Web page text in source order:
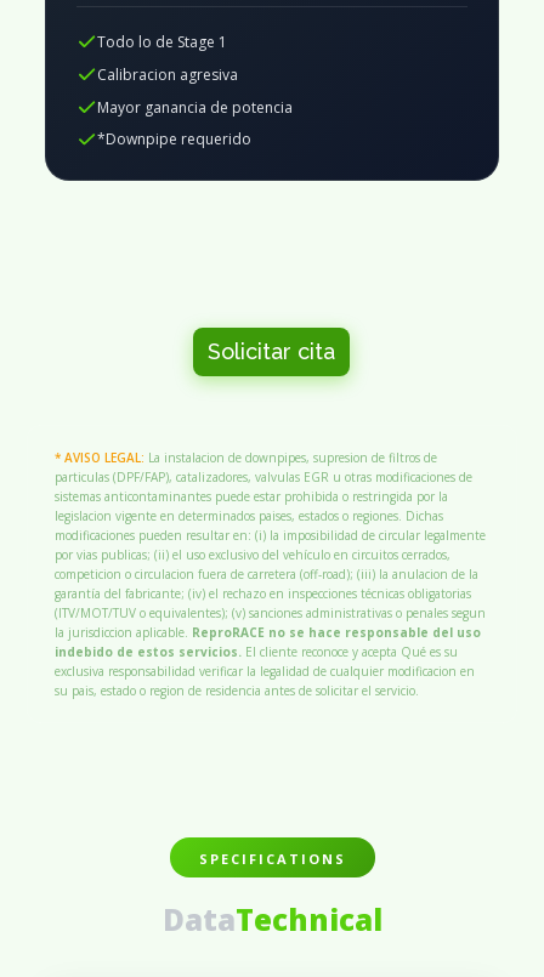
Todo lo de Stage 1
Calibracion agresiva
Mayor ganancia de potencia
*Downpipe requerido
Solicitar cita
* AVISO LEGAL: La instalacion de downpipes, supresion de filtros de
particulas (DPF/FAP), catalizadores, valvulas EGR u otras modificaciones de
sistemas anticontaminantes puede estar prohibida o restringida por la
legislacion vigente en determinados paises, estados o regiones. Dichas
modificaciones pueden resultar en: (i) la imposibilidad de circular legalmente
por vias publicas; (ii) el uso exclusivo del vehículo en circuitos cerrados,
competicion o circulacion fuera de carretera (off-road); (iii) la anulacion de la
garantía del fabricante; (iv) el rechazo en inspecciones técnicas obligatorias
(ITV/MOT/TUV o equivalentes); (v) sanciones administrativas o penales segun
la jurisdiccion aplicable. ReproRACE no se hace responsable del uso
indebido de estos servicios. El cliente reconoce y acepta Qué es su
exclusiva responsabilidad verificar la legalidad de cualquier modificacion en
su pais, estado o region de residencia antes de solicitar el servicio.
SPECIFICATIONS
DataTechnical